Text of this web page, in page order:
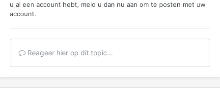
u al een account hebt, meld u dan nu aan om te posten met uw
account.
Reageer hier op dit topic...